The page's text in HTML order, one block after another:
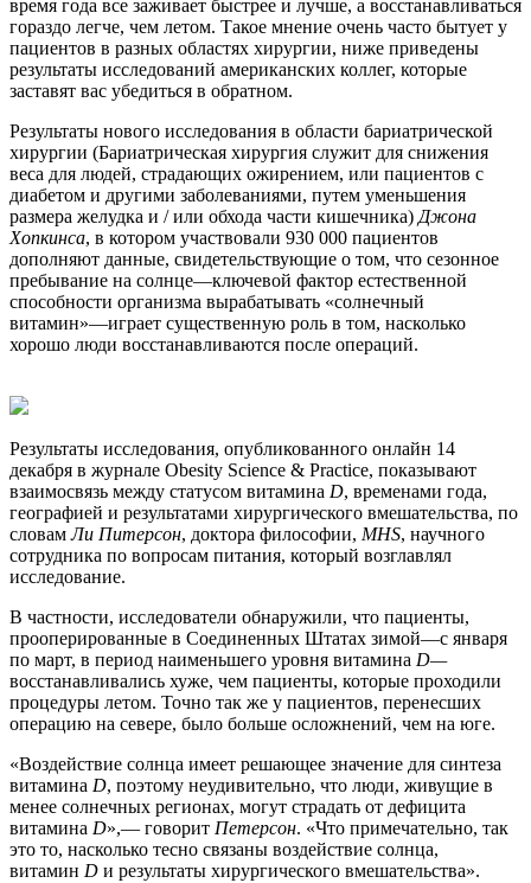
время года все заживает быстрее и лучше, а восстанавливаться
гораздо легче, чем летом. Такое мнение очень часто бытует у
пациентов в разных областях хирургии, ниже приведены
результаты исследований американских коллег, которые
заставят вас убедиться в обратном.
Результаты нового исследования в области бариатрической
хирургии (Бариатрическая хирургия служит для снижения
веса для людей, страдающих ожирением, или пациентов с
диабетом и другими заболеваниями, путем уменьшения
размера желудка и / или обхода части кишечника) Джона
Хопкинса, в котором участвовали 930 000 пациентов
дополняют данные, свидетельствующие о том, что сезонное
пребывание на солнце—ключевой фактор естественной
способности организма вырабатывать «солнечный
витамин»—играет существенную роль в том, насколько
хорошо люди восстанавливаются после операций.
Результаты исследования, опубликованного онлайн 14
декабря в журнале Obesity Science & Practice, показывают
взаимосвязь между статусом витамина D, временами года,
географией и результатами хирургического вмешательства, по
словамЛи Питерсон, доктора философии, MHS, научного
сотрудника по вопросам питания, который возглавлял
исследование.
В частности, исследователи обнаружили, что пациенты,
прооперированные в Соединенных Штатах зимой—с января
по март, в период наименьшего уровня витамина D—
восстанавливались хуже, чем пациенты, которые проходили
процедуры летом. Точно так же у пациентов, перенесших
операцию на севере, было больше осложнений, чем на юге.
«Воздействие солнца имеет решающее значение для синтеза
витамина D, поэтому неудивительно, что люди, живущие в
менее солнечных регионах, могут страдать от дефицита
витамина D»,— говорит Петерсон. «Что примечательно, так
это то, насколько тесно связаны воздействие солнца,
витамин D и результаты хирургического вмешательства».